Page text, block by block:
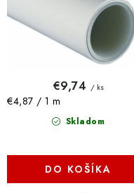
Skladom
€9,74 / ks
Jednotková
€4,87 / 1 m
DO KOŠÍKA